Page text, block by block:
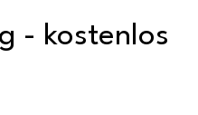
- kostenlos